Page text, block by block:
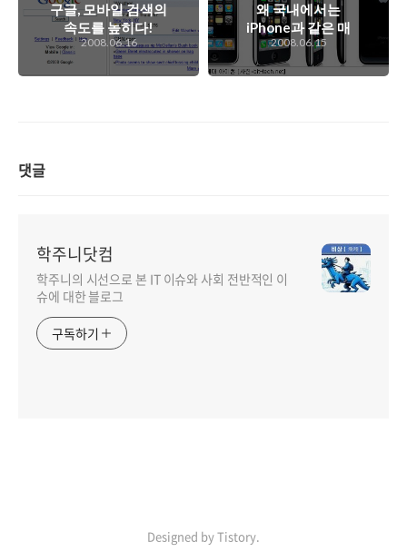
구글, 모바일 검색의
속도를 높히다!
2008.06.16
왜 국내에서는
iPhone과 같은 매
력적인 스마트폰이
안나올까?
2008.06.15
댓글
학주니닷컴
학주니의 시선으로 본 IT 이슈와 사회 전반적인 이
슈에 대한 블로그
구독하기
Designed by Tistory.